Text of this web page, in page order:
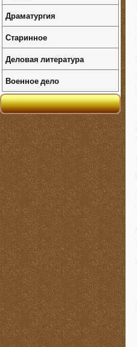
Драматургия
Старинное
Деловая литература
Военное дело